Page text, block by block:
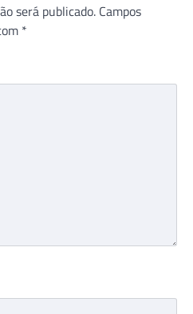
será publicado. Campos
*